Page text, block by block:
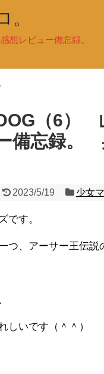
。
想レビュー備忘録。
（6）
備忘録。
2023/5/19 少女
です。
つ、アーサー王伝説
しいです（＾＾）